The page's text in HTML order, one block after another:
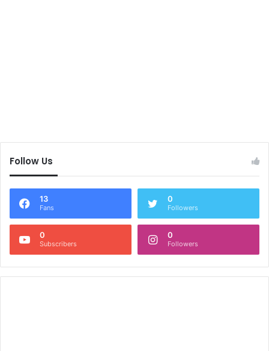
Follow Us
13
Fans
0
Followers
0
Subscribers
0
Followers